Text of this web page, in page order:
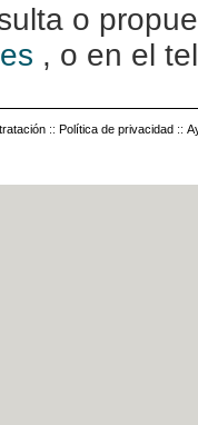
o
, o en el
:: Política de privacidad ::